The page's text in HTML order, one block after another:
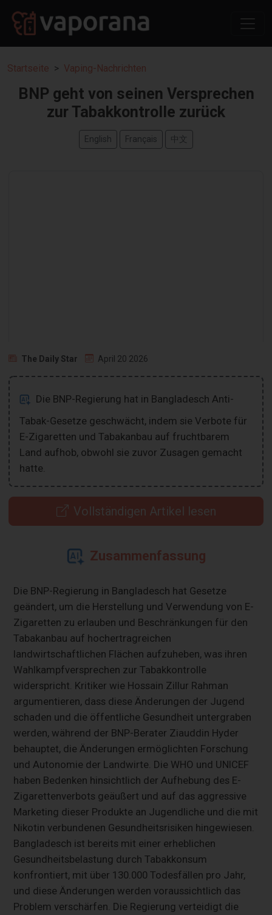
Startseite Vaping-Nachrichten
BNP geht von seinen Versprechen
zur Tabakkontrolle zurück
English Français 中文
The Daily Star April 20 2026
Die BNP-Regierung hat in Bangladesch Anti-
Tabak-Gesetze geschwächt, indem sie Verbote für
E-Zigaretten und Tabakanbau auf fruchtbarem
Land aufhob, obwohl sie zuvor Zusagen gemacht
hatte.
Vollständigen Artikel lesen
Zusammenfassung
Die BNP-Regierung in Bangladesch hat Gesetze
geändert, um die Herstellung und Verwendung von E-
Zigaretten zu erlauben und Beschränkungen für den
Tabakanbau auf hochertragreichen
landwirtschaftlichen Flächen aufzuheben, was ihren
Wahlkampfversprechen zur Tabakkontrolle
widerspricht. Kritiker wie Hossain Zillur Rahman
argumentieren, dass diese Änderungen der Jugend
schaden und die öffentliche Gesundheit untergraben
werden, während der BNP-Berater Ziauddin Hyder
behauptet, die Änderungen ermöglichten Forschung
und Autonomie der Landwirte. Die WHO und UNICEF
haben Bedenken hinsichtlich der Aufhebung des E-
Zigarettenverbots geäußert und auf das aggressive
Marketing dieser Produkte an Jugendliche und die mit
Nikotin verbundenen Gesundheitsrisiken hingewiesen.
Bangladesch ist bereits mit einer erheblichen
Gesundheitsbelastung durch Tabakkonsum
konfrontiert, mit über 130.000 Todesfällen pro Jahr,
und diese Änderungen werden voraussichtlich das
Problem verschärfen. Die Regierung verteidigt die